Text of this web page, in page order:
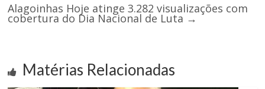
Alagoinhas Hoje atinge 3.282 visualizações com
cobertura do Dia Nacional de Luta →
Matérias Relacionadas